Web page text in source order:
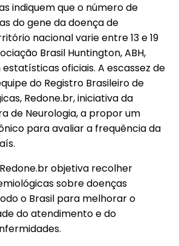
indiquem que o número de
do gene da doença de
nacional varie entre 13 e 19
Brasil Huntington, ABH,
oficiais. A escassez de
do Registro Brasileiro de
Redone.br, iniciativa da
de Neurologia, a propor um
para avaliar a frequência da
objetiva recolher
sobre doenças
o Brasil para melhorar o
do atendimento e do